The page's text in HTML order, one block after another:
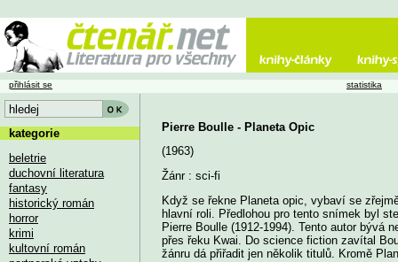
Pierre Boulle - Planeta Opic
(1963)
Žánr : sci-fi
Když se řekne Planeta opic, vybaví se
hlavní roli. Předlohou pro tento snímek byl
Pierre Boulle (1912-1994). Tento autor bývá
přes řeku Kwai. Do science fiction zavítal
žánru dá přiřadit jen několik titulů. Kromě
přihlásit se statistika
kategorie
beletrie
duchovní literatura
fantasy
historický román
horror
krimi
kultovní román